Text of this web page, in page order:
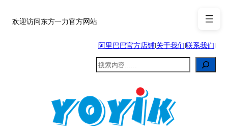
至欢迎访问东方一力官方网站
阿里巴巴官方店铺|关于我们|联系我们|
搜
索